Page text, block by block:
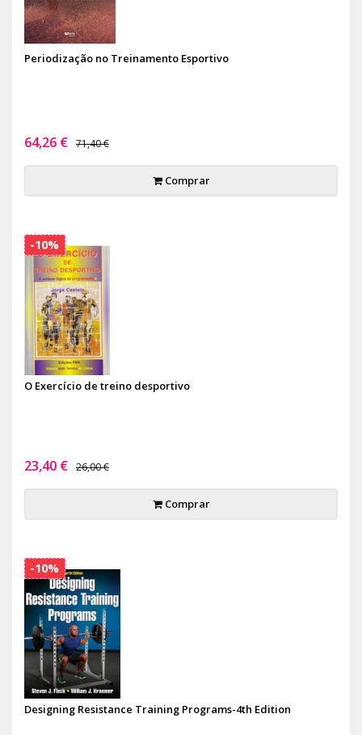
Periodização no Treinamento Esportivo
64,26 € 71,40 €
Comprar
O Exercício de treino desportivo
23,40 € 26,00 €
Comprar
-10%
Designing Resistance Training Programs-4th Edition
-10%